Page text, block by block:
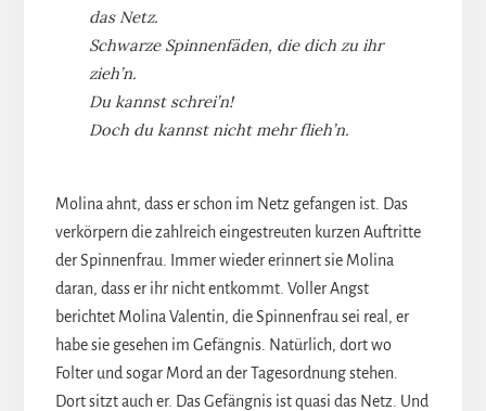
das Netz.
Schwarze Spinnenfäden, die dich zu ihr
zieh’n.
Du kannst schrei’n!
Doch du kannst nicht mehr flieh’n.
Molina ahnt, dass er schon im Netz gefangen ist. Das
verkörpern die zahlreich eingestreuten kurzen Auftritte
der Spinnenfrau. Immer wieder erinnert sie Molina
daran, dass er ihr nicht entkommt. Voller Angst
berichtet Molina Valentin, die Spinnenfrau sei real, er
habe sie gesehen im Gefängnis. Natürlich, dort wo
Folter und sogar Mord an der Tagesordnung stehen.
Dort sitzt auch er. Das Gefängnis ist quasi das Netz. Und